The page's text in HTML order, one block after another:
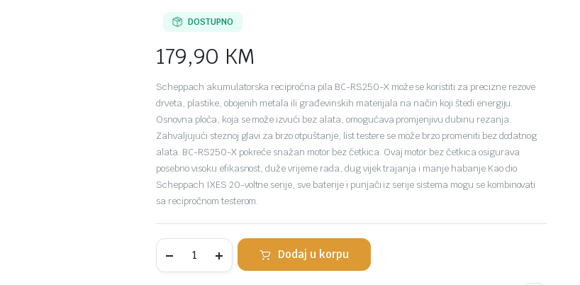
DOSTUPNO
179,90 KM
Scheppach akumulatorska recipročna pila BC-RS250-X može se koristiti za precizne rezove
drveta, plastike, obojenih metala ili građevinskih materijala na način koji štedi energiju.
Osnovna ploča, koja se može izvući bez alata, omogućava promjenjivu dubinu rezanja.
Zahvaljujući steznoj glavi za brzo otpuštanje, list testere se može brzo promeniti bez dodatnog
alata. BC-RS250-X pokreće snažan motor bez četkica. Ovaj motor bez četkica osigurava
posebno visoku efikasnost, duže vrijeme rada, dug vijek trajanja i manje habanje.Kao dio
Scheppach IXES 20-voltne serije, sve baterije i punjači iz serije sistema mogu se kombinovati
sa recipročnom testerom.
Scheppach
aku
Dodaj u korpu